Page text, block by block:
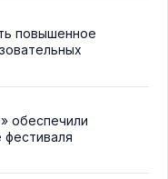
повышенное
обеспечили